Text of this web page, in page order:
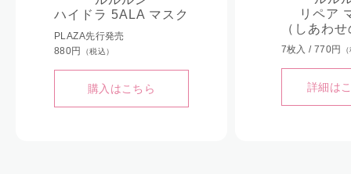
ハイドラ 5ALA マスク
PLAZA先行発売
880円
（税込）
購入はこちら
リペア
（しあわ
7枚入 / 770円
詳細は